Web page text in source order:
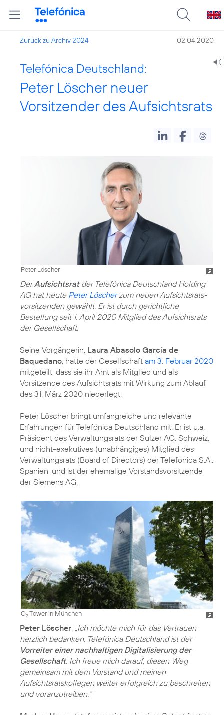
Zurück zu Archiv 2024 02.04.2020
Telefónica Deutschland:
Peter Löscher neuer
Vorsitzender des Aufsichtsrats
Peter Löscher
DerAufsichtsratder Telefónica Deutschland Holding
AG hat heute Peter Löscherzum neuen Aufsichts­rats­
vorsitzenden gewählt. Er ist durch gerichtliche
Bestellung seit 1. April 2020 Mitglied des Aufsichtsrats
der Gesellschaft.
Seine Vorgängerin, Laura Abasolo García de
Baquedano, hatte der Gesellschaft am 3. Februar 2020
mitgeteilt, dass sie ihr Amt als Mitglied und als
Vorsitzende des Aufsichtsrats mit Wirkung zum Ablauf
des 31. März 2020 niederlegt.
Peter Löscher bringt umfangreiche und relevante
Erfahrungen für Telefónica Deutschland mit. Er ist u.a.
Präsident des Verwaltungsrats der Sulzer AG, Schweiz,
und nicht-exekutives (unabhängiges) Mitglied des
Verwaltungsrats (Board of Directors) der Telefonica S.A.,
Spanien, und ist der ehemalige Vorstandsvorsitzende
der Siemens AG.
O2Tower in München
Peter Löscher: „Ich möchte mich für das Vertrauen
herzlich bedanken. Telefónica Deutschland ist der
Vorreiter einer nachhaltigen Digitalisierung der
Gesellschaft. Ich freue mich darauf, diesen Weg
gemeinsam mit dem Vorstand und meinen
Aufsichtsratskollegen weiter erfolgreich zu beschreiten
und voranzutreiben.“